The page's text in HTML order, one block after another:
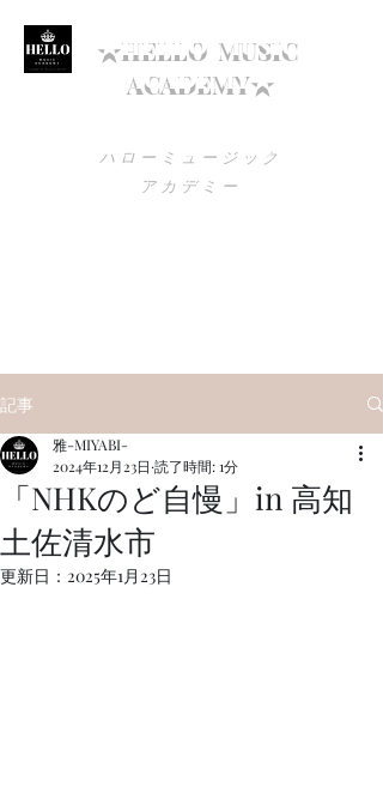
★HELLO MUSIC
ACADEMY★
ハローミュージック
アカデミー
記事
「NHKのど自慢」in 高知
土佐清水市
雅-MIYABI-
2024年12月23日 読了時間: 1分
更新日： 2025年1月23日